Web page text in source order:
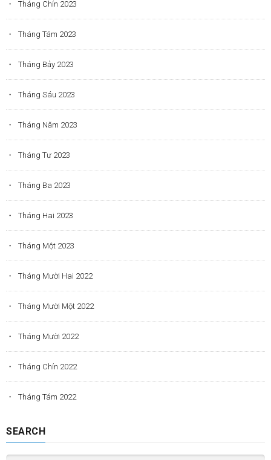
Tháng Chín 2023
Tháng Tám 2023
Tháng Bảy 2023
Tháng Sáu 2023
Tháng Năm 2023
Tháng Tư 2023
Tháng Ba 2023
Tháng Hai 2023
Tháng Một 2023
Tháng Mười Hai 2022
Tháng Mười Một 2022
Tháng Mười 2022
Tháng Chín 2022
Tháng Tám 2022
SEARCH